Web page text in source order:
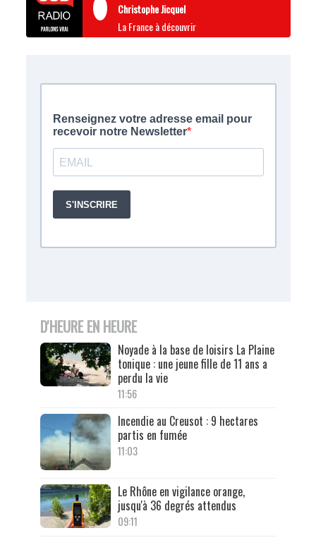
Christophe Jicquel
La France à découvrir
D'HEURE EN HEURE
Noyade à la base de loisirs La Plaine
tonique : une jeune fille de 11 ans a
perdu la vie
11:56
Incendie au Creusot : 9 hectares
partis en fumée
11:03
Le Rhône en vigilance orange,
jusqu'à 36 degrés attendus
09:11